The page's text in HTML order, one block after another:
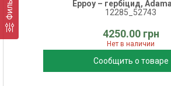
Ерроу – гербіцид,
12285_52743
4250.00 грн
Нет в наличии
Сообщить о товаре